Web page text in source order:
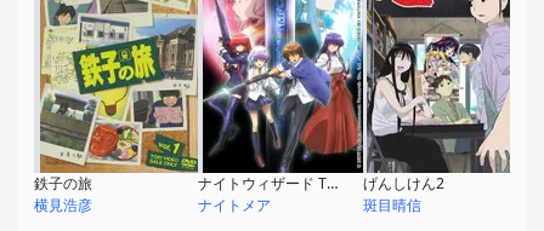
鉄子の旅
横見浩彦
ナイトウィザード The ANIMATION
ナイトメア
げんしけん2
斑目晴信